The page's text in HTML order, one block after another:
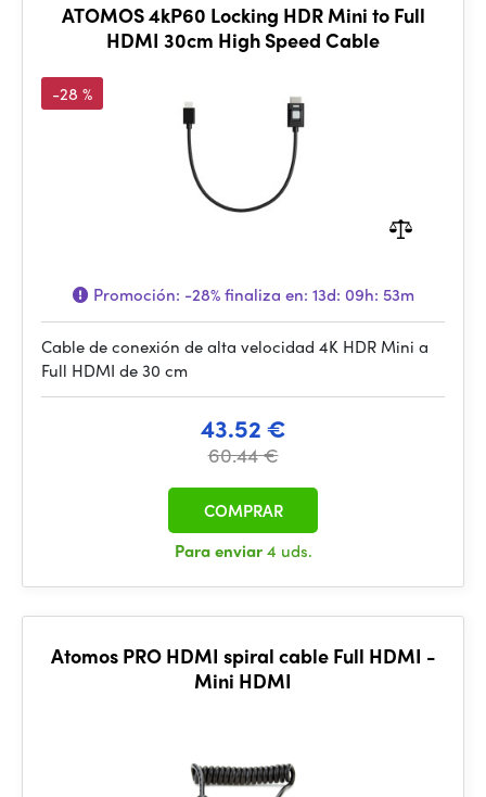
ATOMOS 4kP60 Locking HDR Mini to Full
HDMI 30cm High Speed Cable
-28 %
Promoción: -28%finaliza en: 13d: 09h: 53m
Cable de conexión de alta velocidad 4K HDR Mini a
Full HDMI de 30 cm
43.52 €
60.44 €
Para enviar4 uds.
COMPRAR
Atomos PRO HDMI spiral cable Full HDMI -
Mini HDMI